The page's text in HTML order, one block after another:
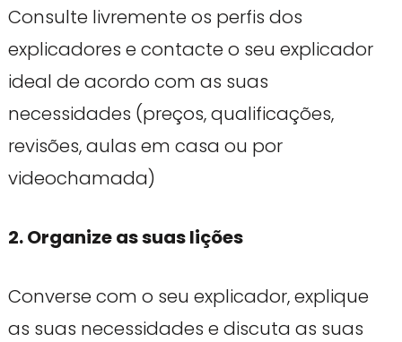
Consulte livremente os perfis dos
explicadores e contacte o seu explicador
ideal de acordo com as suas
necessidades (preços, qualificações,
revisões, aulas em casa ou por
videochamada)
2. Organize as suas lições
Converse com o seu explicador, explique
as suas necessidades e discuta as suas